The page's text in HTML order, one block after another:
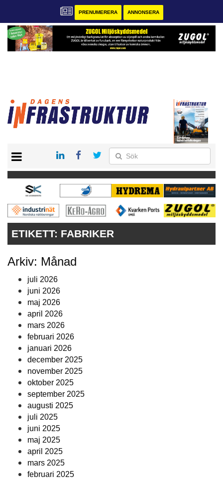
PRENUMERERA ANNONSERA
KONTAKT
VÅRA ANDRA MAGASIN
PRENUMERERA
ANNONSERA
ETIKETT: FABRIKER
Arkiv: Månad
juli 2026
juni 2026
maj 2026
april 2026
mars 2026
februari 2026
januari 2026
december 2025
november 2025
oktober 2025
september 2025
augusti 2025
juli 2025
juni 2025
maj 2025
april 2025
mars 2025
februari 2025